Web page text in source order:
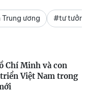
ương #tư tưởng
Chí Minh và con
Việt Nam trong